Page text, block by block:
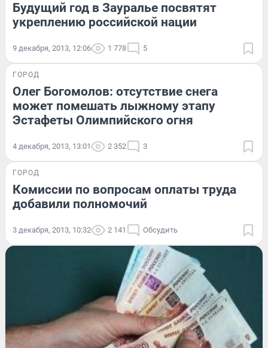
Будущий год в Зауралье посвятят
укреплению российской нации
9 декабря, 2013, 12:06 1 778 5
ГОРОД
Олег Богомолов: отсутствие снега
может помешать лыжному этапу
Эстафеты Олимпийского огня
4 декабря, 2013, 13:01 2 352 3
ГОРОД
Комиссии по вопросам оплаты труда
добавили полномочий
3 декабря, 2013, 10:32 2 141 Обсудить